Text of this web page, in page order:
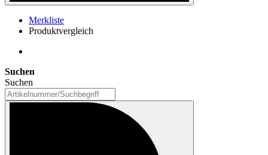
Merkliste
Produktvergleich
Suchen
Suchen